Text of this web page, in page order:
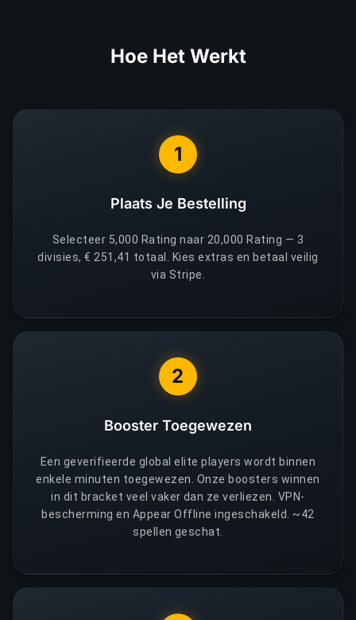
Hoe Het Werkt
1
Plaats Je Bestelling
Selecteer 5,000 Rating naar 20,000 Rating — 3
divisies, € 251,41 totaal. Kies extras en betaal veilig
via Stripe.
2
Booster Toegewezen
Een geverifieerde global elite players wordt binnen
enkele minuten toegewezen. Onze boosters winnen
in dit bracket veel vaker dan ze verliezen. VPN-
bescherming en Appear Offline ingeschakeld. ~42
spellen geschat.